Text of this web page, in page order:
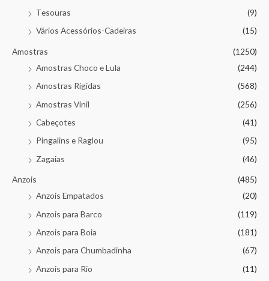
Tesouras
(9)
Vários Acessórios-Cadeiras
(15)
Amostras
(1250)
Amostras Choco e Lula
(244)
Amostras Rigidas
(568)
Amostras Vinil
(256)
Cabeçotes
(41)
Pingalins e Raglou
(95)
Zagaias
(46)
Anzois
(485)
Anzois Empatados
(20)
Anzois para Barco
(119)
Anzois para Boia
(181)
Anzois para Chumbadinha
(67)
Anzois para Rio
(11)